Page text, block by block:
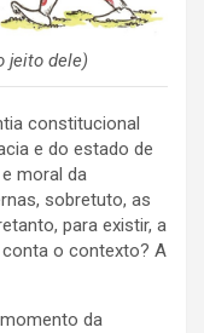
jeito dele)
constitucional
e do estado de
moral da
sobretuto, as
para existir, a
conta o contexto? A
da